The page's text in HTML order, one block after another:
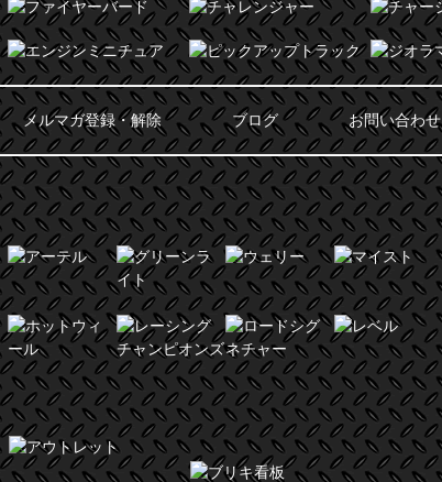
メルマガ登録・解除 ブログ お問い合わせ